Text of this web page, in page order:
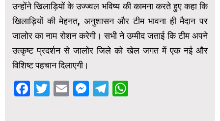
उन्होंने खिलाड़ियों के उज्ज्वल भविष्य की कामना करते हुए कहा कि
खिलाड़ियों की मेहनत, अनुशासन और टीम भावना ही मैदान पर
जालोर का नाम रोशन करेगी। सभी ने उम्मीद जताई कि टीम अपने
उत्कृष्ट प्रदर्शन से जालोर जिले को खेल जगत में एक नई और
विशिष्ट पहचान दिलाएगी।
Facebook
Twitter
EmailMessenger
Telegram